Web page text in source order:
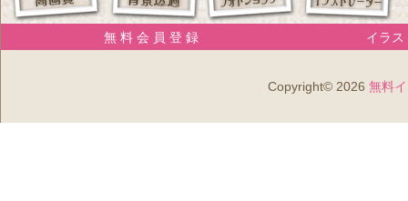
無 料 会 員 登 録 イラス
Copyright© 2026 無料